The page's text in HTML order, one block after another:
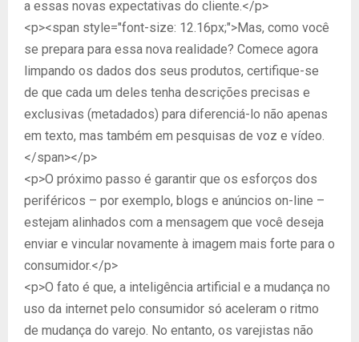
a essas novas expectativas do cliente.</p>
<p><span style="font-size: 12.16px;">Mas, como você
se prepara para essa nova realidade? Comece agora
limpando os dados dos seus produtos, certifique-se
de que cada um deles tenha descrições precisas e
exclusivas (metadados) para diferenciá-lo não apenas
em texto, mas também em pesquisas de voz e vídeo.
</span></p>
<p>O próximo passo é garantir que os esforços dos
periféricos – por exemplo, blogs e anúncios on-line –
estejam alinhados com a mensagem que você deseja
enviar e vincular novamente à imagem mais forte para o
consumidor.</p>
<p>O fato é que, a inteligência artificial e a mudança no
uso da internet pelo consumidor só aceleram o ritmo
de mudança do varejo. No entanto, os varejistas não